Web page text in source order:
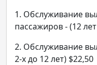
1. Обслуживание
пассажиров - (12
2. Обслуживание
2-х до 12 лет) $22,50